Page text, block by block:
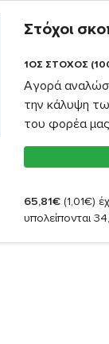
Στόχοι
1ΟΣ ΣΤΟΧΟΣ
Αγορά
την κάλυψη
του φορέα
65,81€ (1,01€)
υπολείπονται